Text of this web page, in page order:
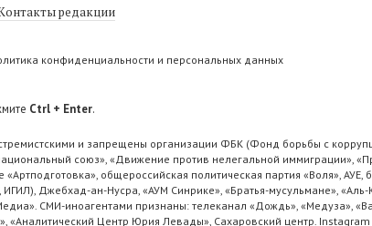
редакции
конфиденциальности и персональных данных
Ctrl + Enter.
и запрещены организации ФБК (Фонд борьбы с
союз», «Движение против нелегальной иммиграции»,
«Артподготовка», общероссийская политическая партия «Воля»,
ИГИЛ), Джебхад-ан-Нусра, «АУМ Синрике», «Братья-мусульмане»,
СМИ-иноагентами признаны: телеканал «Дождь», «Медуза»,
«Аналитический Центр Юрия Левады», Сахаровский центр.